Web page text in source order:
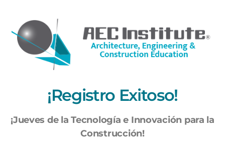
¡Registro Exitoso!
¡Jueves de la Tecnología e Innovación para la
Construcción!